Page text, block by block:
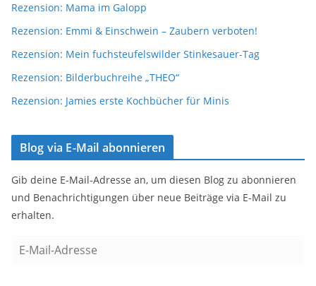
Rezension: Mama im Galopp
Rezension: Emmi & Einschwein – Zaubern verboten!
Rezension: Mein fuchsteufelswilder Stinkesauer-Tag
Rezension: Bilderbuchreihe „THEO“
Rezension: Jamies erste Kochbücher für Minis
Blog via E-Mail abonnieren
Gib deine E-Mail-Adresse an, um diesen Blog zu abonnieren
und Benachrichtigungen über neue Beiträge via E-Mail zu
erhalten.